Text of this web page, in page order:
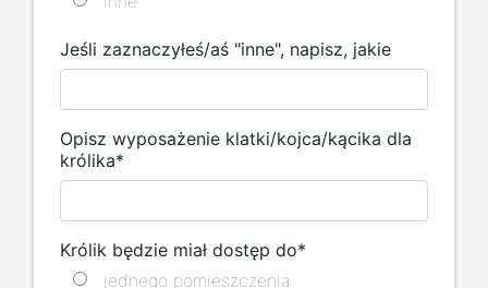
Jeśli zaznaczyłeś/aś "inne", napisz, jakie
Opisz wyposażenie klatki/kojca/kącika dla
królika*
Królik będzie miał dostęp do*
jednego pomieszczenia